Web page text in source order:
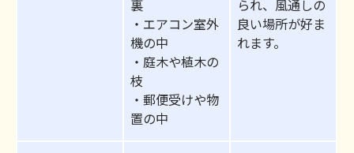
裏
・エアコン室外
機の中
・庭木や植木の
枝
・郵便受けや物
置の中
られ、風通しの
良い場所が好ま
れます。